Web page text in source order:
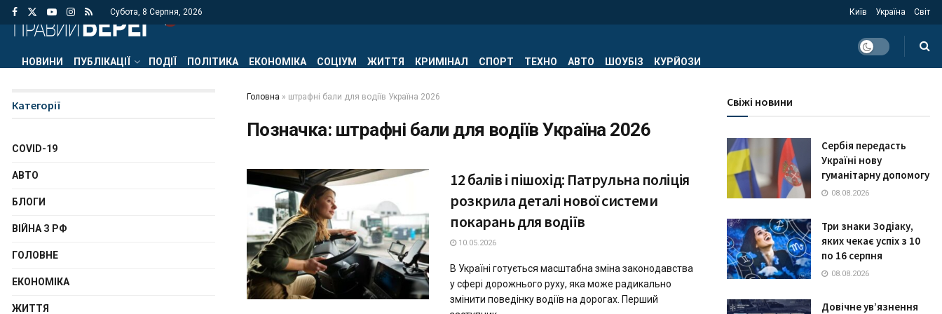
Субота, 8 Серпня, 2026 Київ Україна Світ
НОВИНИ ПУБЛІКАЦІЇ ПОДІЇ ПОЛІТИКА ЕКОНОМІКА СОЦІУМ ЖИТТЯ КРИМІНАЛ СПОРТ ТЕХНО АВТО ШОУБІЗ КУРЙОЗИ
Головна » штрафні бали для водіїв Україна 2026
Позначка: штрафні бали для водіїв Україна 2026
12 балів і пішохід: Патрульна поліція
розкрила деталі нової системи
покарань для водіїв
10.05.2026
В Україні готується масштабна зміна законодавства
у сфері дорожнього руху, яка може радикально
змінити поведінку водіїв на дорогах. Перший
Категорії
COVID-19
АВТО
БЛОГИ
ВІЙНА З РФ
ГОЛОВНЕ
ЕКОНОМІКА
ЖИТТЯ
Свіжі новини
Сербія передасть
Україні нову
гуманітарну допомогу
08.08.2026
Три знаки Зодіаку,
яких чекає успіх з 10
по 16 серпня
08.08.2026
Довічне ув’язнення